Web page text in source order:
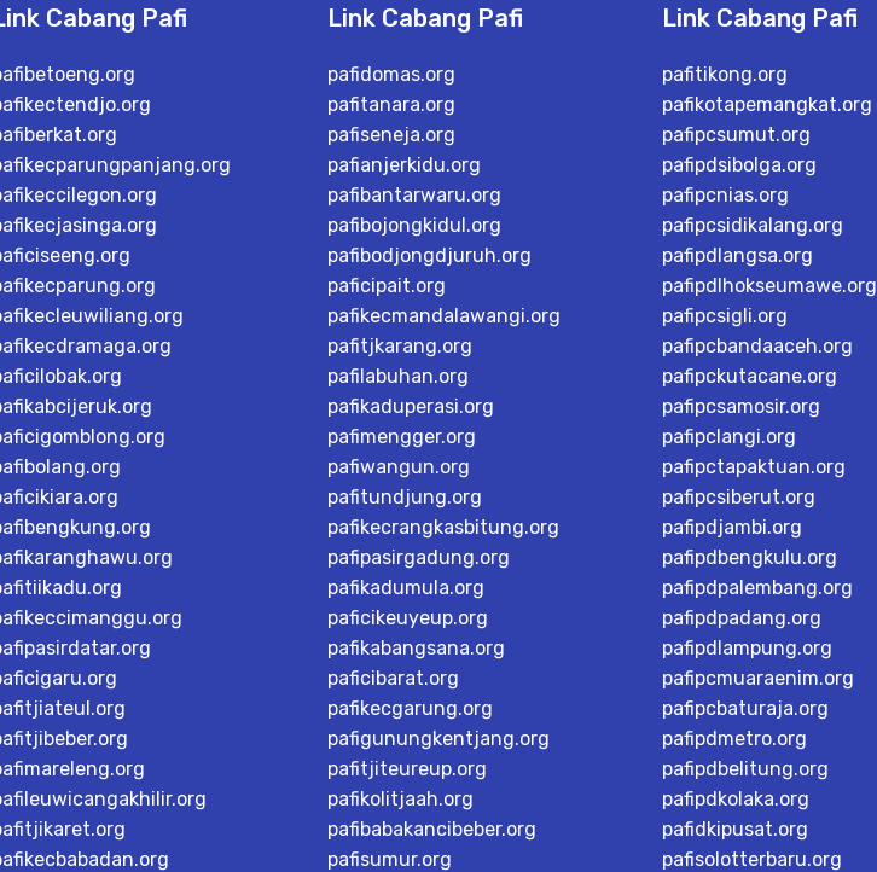
Cabang Pafi Link Cabang Pafi
pafidomas.org
pafitanara.org
pafiseneja.org
pafianjerkidu.org
pafibantarwaru.org
pafibojongkidul.org
pafibodjongdjuruh.org
paficipait.org
pafikecmandalawangi.org
pafitjkarang.org
pafilabuhan.org
pafikaduperasi.org
pafimengger.org
pafiwangun.org
pafitundjung.org
pafikecrangkasbitung.org
pafipasirgadung.org
pafikadumula.org
paficikeuyeup.org
pafikabangsana.org
paficibarat.org
pafikecgarung.org
pafigunungkentjang.org
pafitjiteureup.org
pafikolitjaah.org
pafibabakancibeber.org
pafisumur.org
Link Cabang Pafi
pafitikong.org
pafikotapemangkat.org
pafipcsumut.org
pafipdsibolga.org
pafipcnias.org
pafipcsidikalang.org
pafipdlangsa.org
pafipdlhokseumawe.org
pafipcsigli.org
pafipcbandaaceh.org
pafipckutacane.org
pafipcsamosir.org
pafipclangi.org
pafipctapaktuan.org
pafipcsiberut.org
pafipdjambi.org
pafipdbengkulu.org
pafipdpalembang.org
pafipdpadang.org
pafipdlampung.org
pafipcmuaraenim.org
pafipcbaturaja.org
pafipdmetro.org
pafipdbelitung.org
pafipdkolaka.org
pafidkipusat.org
pafisolotterbaru.org